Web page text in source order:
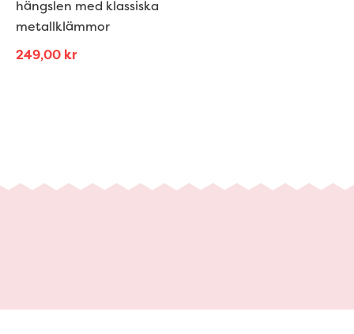
hängslen med klassiska
metallklämmor
249,00 kr